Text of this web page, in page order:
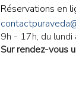
Réservations en
9h - 17h, du lundi
Sur rendez-vous